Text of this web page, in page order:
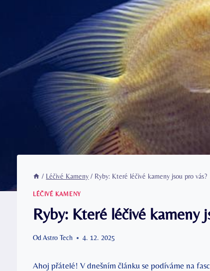
/ Léčivé Kameny / Ryby: Které léčivé kameny jsou pro vás?
LÉČIVÉ KAMENY
Ryby: Které léčivé kameny
OdAstro Tech 4. 12. 2025
Ahoj přátelé! V dnešním článku se podíváme na